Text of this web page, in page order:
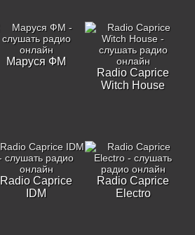
Маруся ФМ
Radio Caprice
Witch House
Radio Caprice
IDM
Radio Caprice
Electro